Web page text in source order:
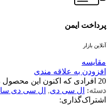
پرداخت ایمن
آنلاین بازار
مقايسه
افزودن به علاقه مندی
20 افرادی که اکنون این محصول
دسته: ال سی دی, ال سی دی
اشتراک‌گذاری: